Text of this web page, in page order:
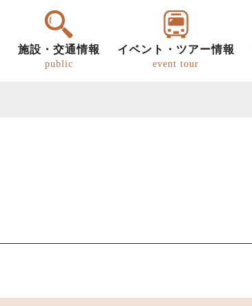
施設・交通情報
public
イベント・ツアー情報
event tour